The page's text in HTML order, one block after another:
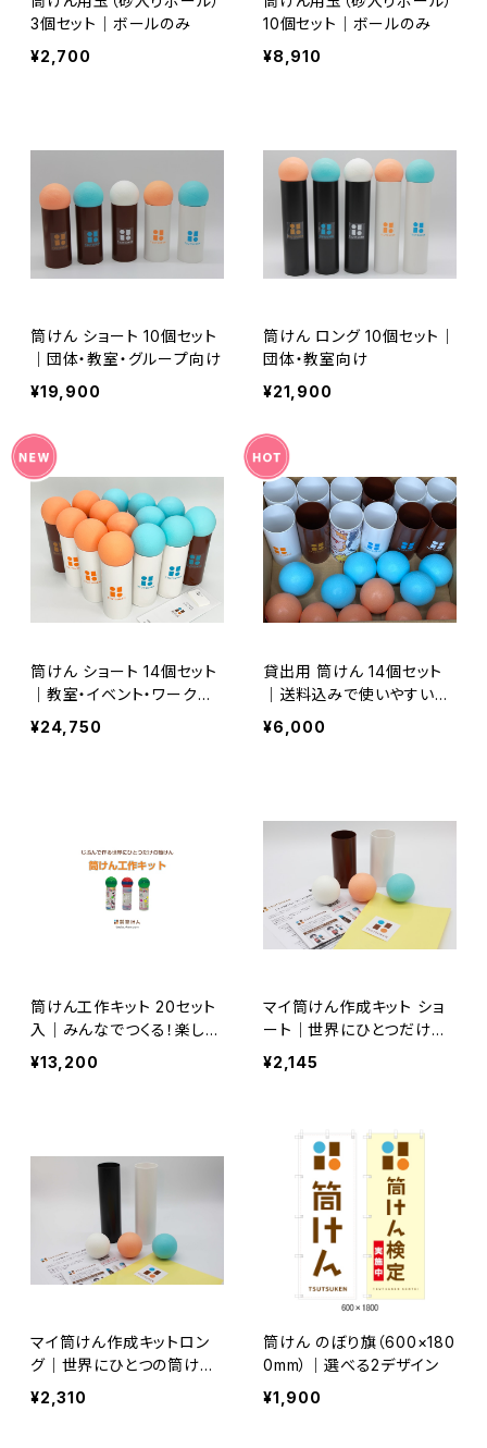
3個セット｜ボールのみ
¥2,700
10個セット｜ボールのみ
¥8,910
筒けん ショート 10個セット
｜団体・教室・グループ向け
¥19,900
筒けん ロング 10個セット｜
団体・教室向け
¥21,900
筒けん ショート 14個セット
｜教室・イベント・ワークシ
ョップ向け
¥24,750
貸出用 筒けん 14個セット
｜送料込みで使いやすい保
育園・幼稚園・小学校・団
体・教室・イベント向け
¥6,000
筒けん工作キット 20セット
入｜みんなでつくる！楽しさ
広がるオリジナル筒けん
¥13,200
マイ筒けん作成キット ショ
ート｜世界にひとつだけの
筒けんをつくろう
¥2,145
マイ筒けん作成キットロン
グ｜世界にひとつの筒けん
をつくろう
¥2,310
筒けん のぼり旗（600×180
0mm）｜選べる2デザイン
¥1,900